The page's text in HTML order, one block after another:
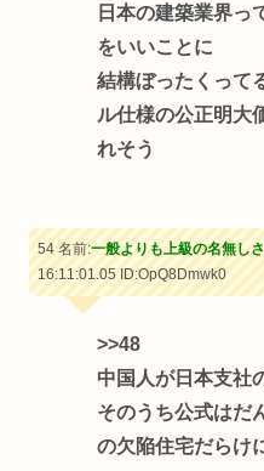
日本の建築業界っ
をいいことに
結構ぼったくって
ル仕様の公正明大
れそう
54 名前:一般よりも上級の名無し
16:11:01.05ID:OpQ8Dmwk0
>>48
中国人が日本支社
そのうち公式はだ
の欠陥住宅だらけ